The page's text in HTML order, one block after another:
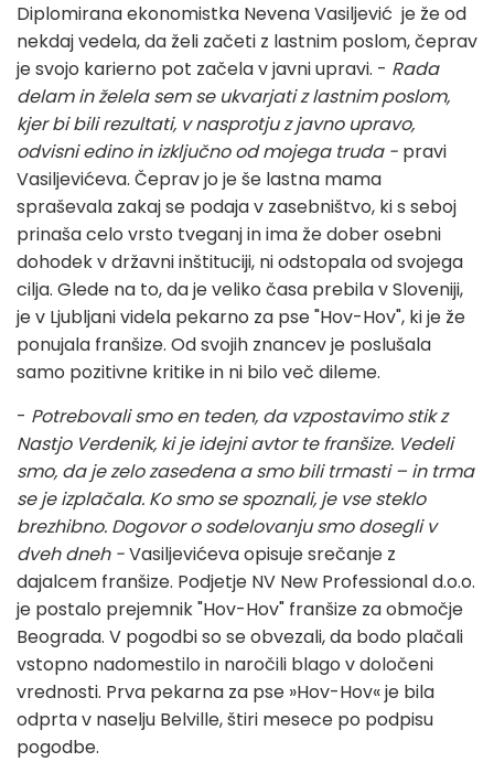
Diplomirana ekonomistka Nevena Vasiljević je že od
nekdaj vedela, da želi začeti z lastnim poslom, čeprav
je svojo karierno pot začela v javni upravi. - Rada
delam in želela sem se ukvarjati z lastnim poslom,
kjer bi bili rezultati, v nasprotju z javno upravo,
odvisni edino in izključno od mojega truda - pravi
Vasiljevićeva. Čeprav jo je še lastna mama
spraševala zakaj se podaja v zasebništvo, ki s seboj
prinaša celo vrsto tveganj in ima že dober osebni
dohodek v državni inštituciji, ni odstopala od svojega
cilja. Glede na to, da je veliko časa prebila v Sloveniji,
je v Ljubljani videla pekarno za pse "Hov-Hov", ki je že
ponujala franšize. Od svojih znancev je poslušala
samo pozitivne kritike in ni bilo več dileme.
- Potrebovali smo en teden, da vzpostavimo stik z
Nastjo Verdenik, ki je idejni avtor te franšize. Vedeli
smo, da je zelo zasedena a smo bili trmasti – in trma
se je izplačala. Ko smo se spoznali, je vse steklo
brezhibno. Dogovor o sodelovanju smo dosegli v
dveh dneh -Vasiljevićeva opisuje srečanje z
dajalcem franšize. Podjetje NV New Professional d.o.o.
je postalo prejemnik "Hov-Hov" franšize za območje
Beograda. V pogodbi so se obvezali, da bodo plačali
vstopno nadomestilo in naročili blago v določeni
vrednosti. Prva pekarna za pse »Hov-Hov« je bila
odprta v naselju Belville, štiri mesece po podpisu
pogodbe.